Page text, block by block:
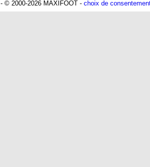
- © 2000-2026 MAXIFOOT - choix de